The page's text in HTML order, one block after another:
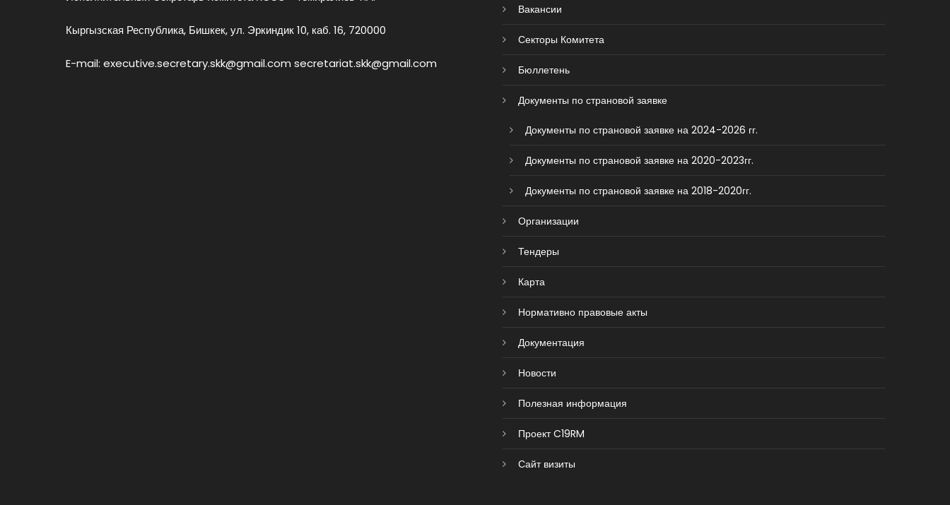
Кыргызская Республика, Бишкек, ул. Эркиндик 10, каб. 16, 720000
E-mail: executive.secretary.skk@gmail.com secretariat.skk@gmail.com
Вакансии
Секторы Комитета
Бюллетень
Документы по страновой заявке
Документы по страновой заявке на 2024-2026 гг.
Документы по страновой заявке на 2020-2023гг.
Документы по страновой заявке на 2018-2020гг.
Организации
Тендеры
Карта
Нормативно правовые акты
Документация
Новости
Полезная информация
Проект C19RM
Сайт визиты